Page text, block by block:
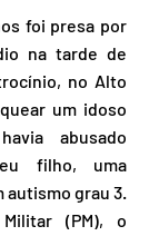
foi presa por
na tarde de
no Alto
um idoso
abusado
filho, uma
autismo grau 3.
(PM), o